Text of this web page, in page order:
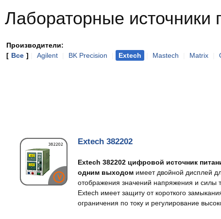
Лабораторные источники
Производители:
[ Все ] Agilent BK Precision Extech Mastech Matrix
Extech 382202
Extech 382202 цифровой источник
одним выходом имеет двойной дисплей
отображения значений напряжения и силы
Extech имеет защиту от короткого
ограничения по току и регулирование